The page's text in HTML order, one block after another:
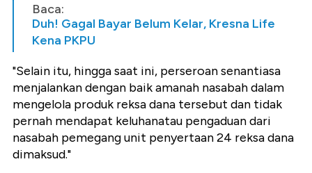
Baca:
Duh! Gagal Bayar Belum Kelar, Kresna Life
Kena PKPU
"Selain itu, hingga saat ini, perseroan senantiasa
menjalankan dengan baik amanah nasabah dalam
mengelola produk reksa dana tersebut dan tidak
pernah mendapat keluhanatau pengaduan dari
nasabah pemegang unit penyertaan 24 reksa dana
dimaksud."